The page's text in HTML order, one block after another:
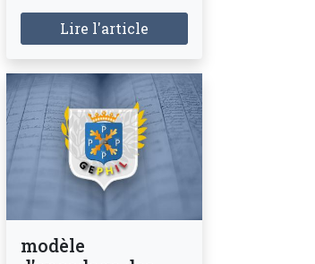
Lire l'article
modèle